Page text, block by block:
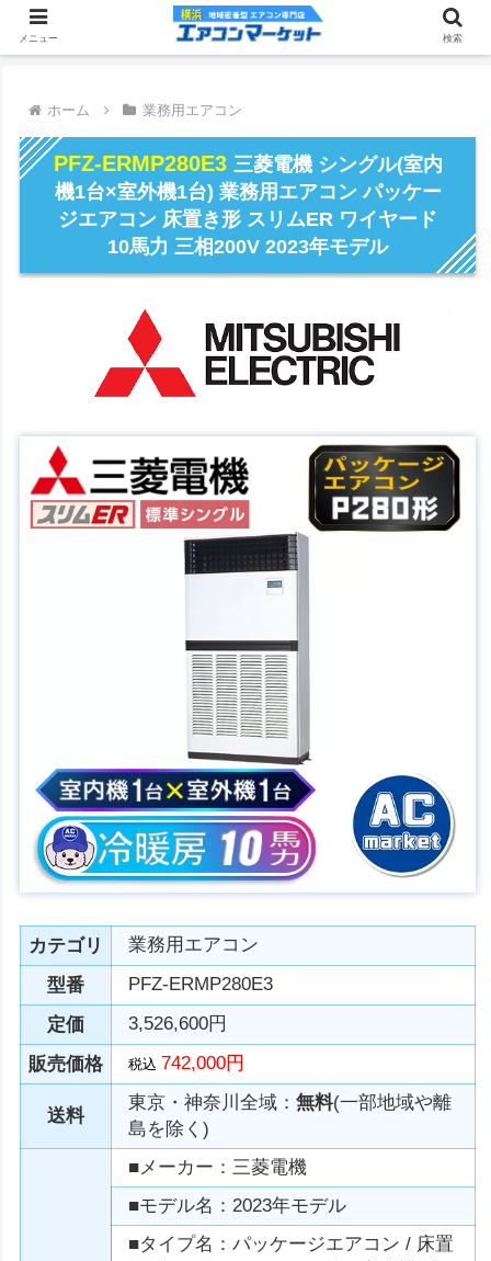
ホーム 業務用エアコン
PFZ-ERMP280E3 三菱電機 シングル(室内
機1台×室外機1台) 業務用エアコン パッケー
ジエアコン 床置き形 スリムER ワイヤード
10馬力 三相200V 2023年モデル
カテゴリ
業務用エアコン
型番
PFZ-ERMP280E3
定価
3,526,600円
販売価格
税込 742,000円
送料
東京・神奈川全域：無料(一部地域や離
島を除く)
■メーカー：三菱電機
■モデル名：2023年モデル
■タイプ名：パッケージエアコン / 床置
メニュー 検索